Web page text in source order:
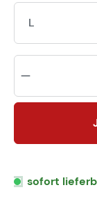
L
sofort